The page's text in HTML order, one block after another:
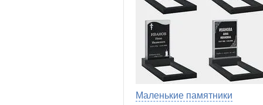
Маленькие памятники